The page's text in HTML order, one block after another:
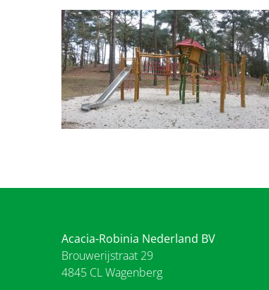
Acacia-Robinia Nederland BV
Brouwerijstraat 29
4845 CL Wagenberg